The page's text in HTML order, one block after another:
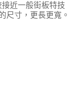
近一般街板特技
尺寸，更長更寬。